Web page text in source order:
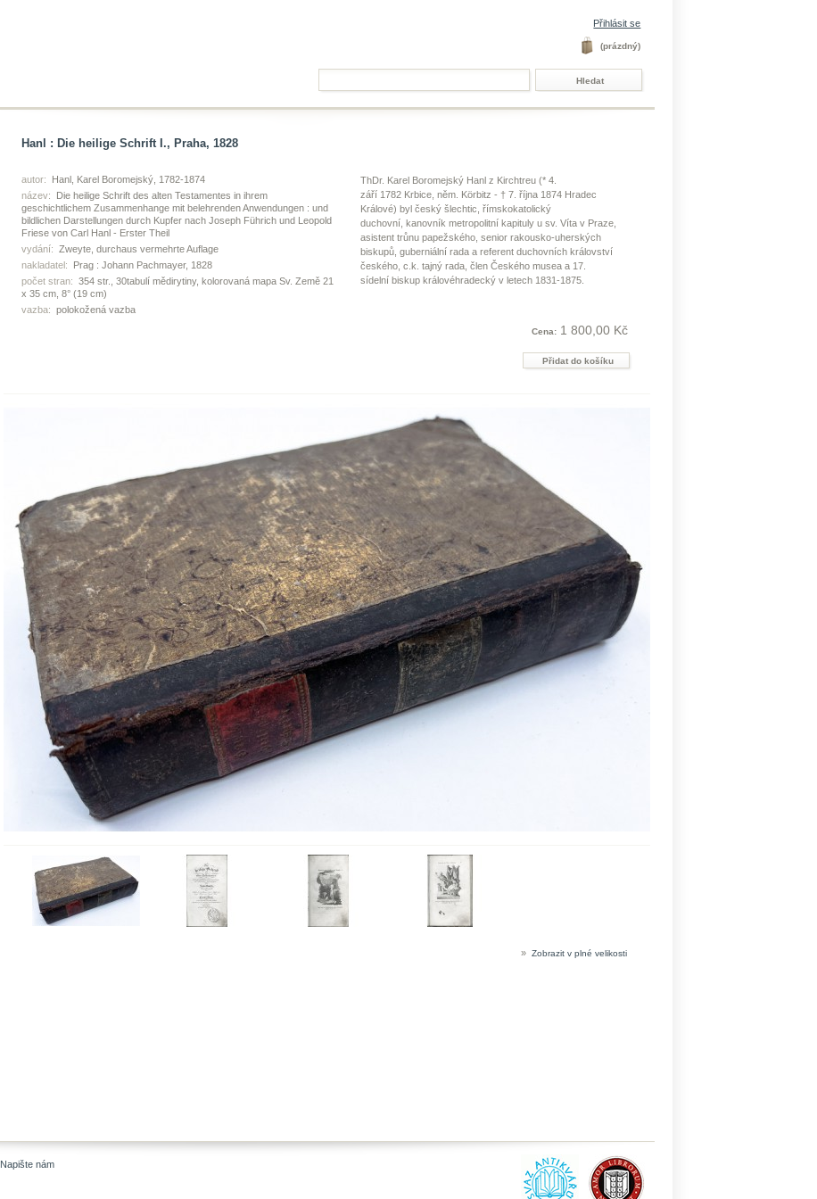
Přihlásit se
(prázdný)
Hanl : Die heilige Schrift I., Praha, 1828
autor:
Hanl, Karel Boromejský, 1782-1874
název:
Die heilige Schrift des alten Testamentes in ihrem
geschichtlichem Zusammenhange mit belehrenden Anwendungen : und
bildlichen Darstellungen durch Kupfer nach Joseph Führich und Leopold
Friese von Carl Hanl - Erster Theil
vydání: Zweyte, durchaus vermehrte Auflage
nakladatel:
Prag : Johann Pachmayer, 1828
počet stran: 354 str., 30tabulí mědirytiny, kolorovaná mapa Sv. Země 21
x 35 cm, 8° (19 cm)
vazba: polokožená vazba
ThDr. Karel Boromejský Hanl z Kirchtreu (* 4.
září 1782 Krbice, něm. Körbitz - † 7. října 1874 Hradec
Králové) byl český šlechtic, římskokatolický
duchovní, kanovník metropolitní kapituly u sv. Víta v Praze,
asistent trůnu papežského, senior rakousko-uherských
biskupů, guberniální rada a referent duchovních království
českého, c.k. tajný rada, člen Českého musea a 17.
sídelní biskup královéhradecký v letech 1831-1875.
Cena: 1 800,00 Kč
» Zobrazit v plné velikosti
Napište nám